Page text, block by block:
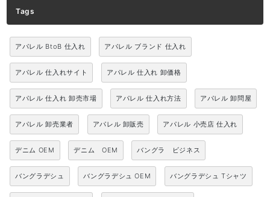
Tags
アパレル BtoB 仕入れ アパレル ブランド 仕入れ
アパレル 仕入れサイト アパレル 仕入れ 卸価格
アパレル 仕入れ 卸売市場 アパレル 仕入れ方法 アパレル 卸問屋
アパレル 卸売業者 アパレル 卸販売 アパレル 小売店 仕入れ
デニム OEM デニム OEM バングラ ビジネス
バングラデシュ バングラデシュ OEM バングラデシュ Tシャツ